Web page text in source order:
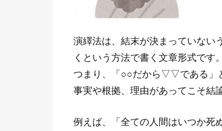
演繹法は、結末が決まっていない
くという方法で書く文章形式です。
つまり、「○○だから▽▽である」
事実や根拠、理由があってこそ結
例えば、「全ての人間はいつか死